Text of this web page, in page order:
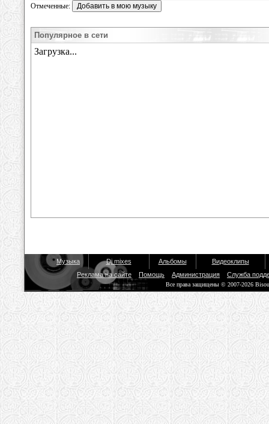
Отмеченные:
Популярное в сети
Музыка Dj mixes Альбомы
Видеоклипы
Реклама на сайте
Помощь Администрация Служба
Все права защищены © 2007-2026